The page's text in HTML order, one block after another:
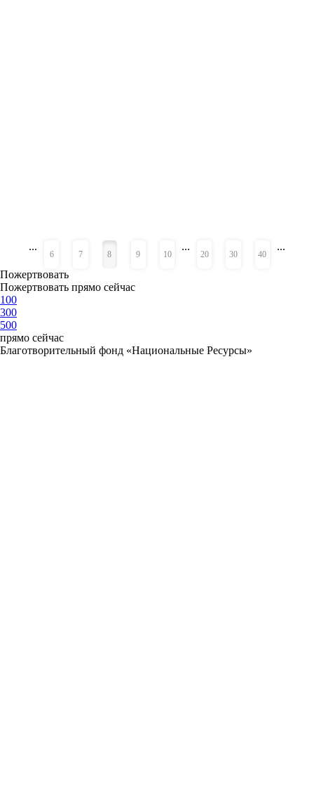
...
6 7 8 9 10
...
20 30 40
...
Пожертвовать
Пожертвовать прямо сейчас
100
300
500
прямо сейчас
Благотворительный фонд «Национальные Ресурсы»